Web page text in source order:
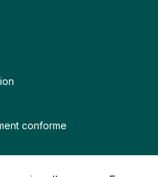
conforme
vie
des